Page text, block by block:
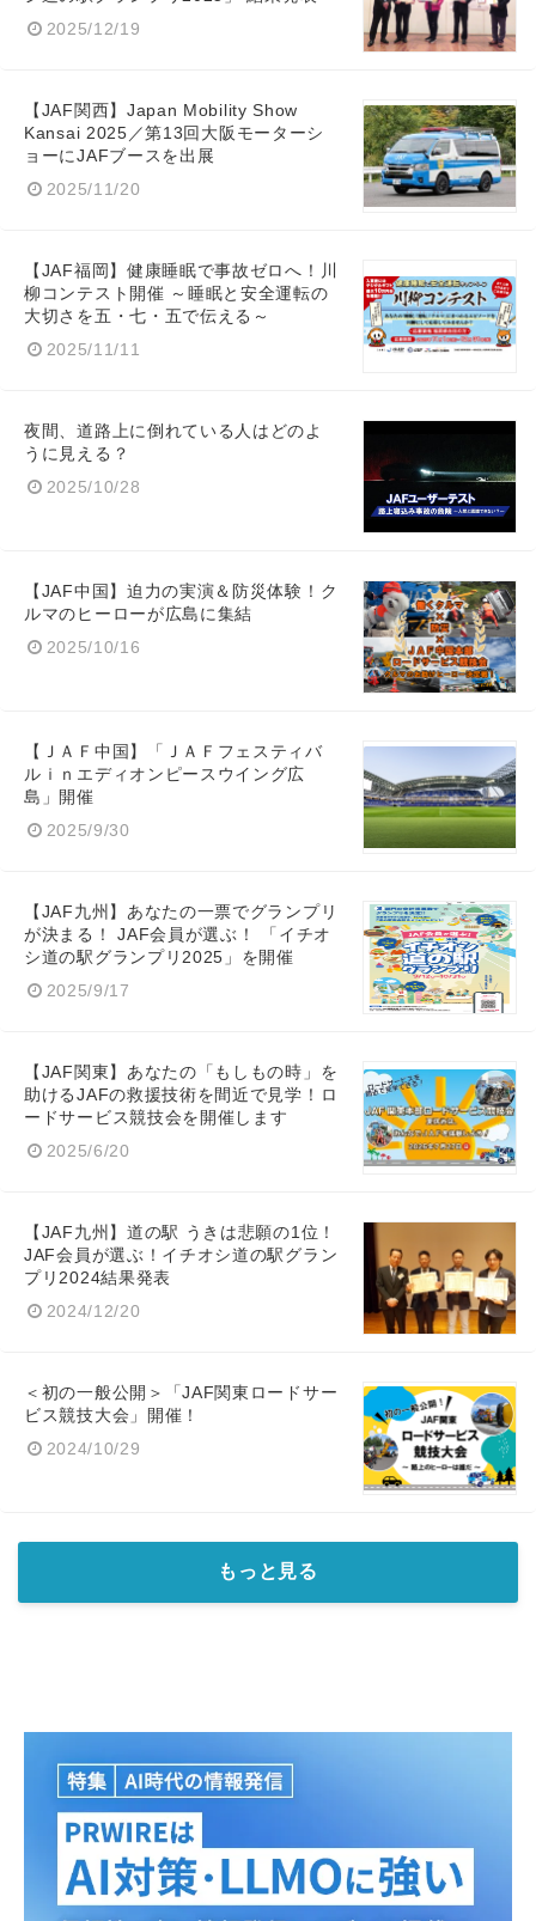
2025/12/19
【JAF関西】Japan Mobility Show
Kansai 2025／第13回大阪モーターシ
ョーにJAFブースを出展
2025/11/20
【JAF福岡】健康睡眠で事故ゼロへ！川
柳コンテスト開催 ～睡眠と安全運転の
大切さを五・七・五で伝える～
2025/11/11
夜間、道路上に倒れている人はどのよ
うに見える？
2025/10/28
【JAF中国】迫力の実演＆防災体験！ク
ルマのヒーローが広島に集結
2025/10/16
【ＪＡＦ中国】「ＪＡＦフェスティバ
ルｉｎエディオンピースウイング広
島」開催
2025/9/30
【JAF九州】あなたの一票でグランプリ
が決まる！ JAF会員が選ぶ！ 「イチオ
シ道の駅グランプリ2025」を開催
2025/9/17
【JAF関東】あなたの「もしもの時」を
助けるJAFの救援技術を間近で見学！ロ
ードサービス競技会を開催します
2025/6/20
【JAF九州】道の駅 うきは悲願の1位！
JAF会員が選ぶ！イチオシ道の駅グラン
プリ2024結果発表
2024/12/20
＜初の一般公開＞「JAF関東ロードサー
ビス競技大会」開催！
2024/10/29
もっと見る
Japanese
English